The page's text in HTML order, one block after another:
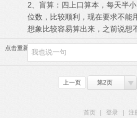
2、盲算：四上口算本，每天半
位数，比较顺利，现在要求不能
想象比较容易算出来，之前说想
点击重新加载
上一页 第2页
首页 登录 注